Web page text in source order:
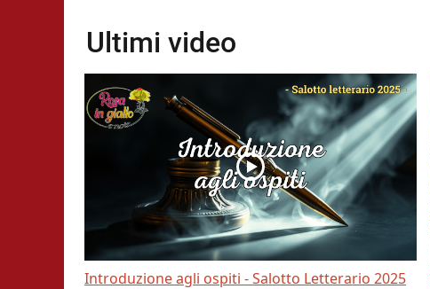
Ultimi video
Introduzione agli ospiti - Salotto Letterario 2025